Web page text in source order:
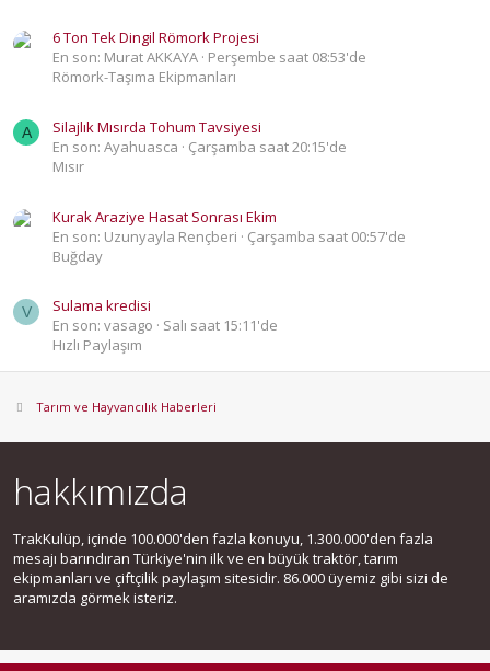
6 Ton Tek Dingil Römork Projesi
En son: Murat AKKAYA Perşembe saat 08:53'de
Römork-Taşıma Ekipmanları
A
Silajlık Mısırda Tohum Tavsiyesi
En son: Ayahuasca
Çarşamba saat 20:15'de
Mısır
Kurak Araziye Hasat Sonrası Ekim
En son: Uzunyayla Rençberi
Çarşamba saat 00:57'de
Buğday
V
Sulama kredisi
En son: vasago
Salı saat 15:11'de
Hızlı Paylaşım
Tarım ve Hayvancılık Haberleri
hakkımızda
TrakKulüp, içinde 100.000'den fazla konuyu, 1.300.000'den fazla
mesajı barındıran Türkiye'nin ilk ve en büyük traktör, tarım
ekipmanları ve çiftçilik paylaşım sitesidir. 86.000 üyemiz gibi sizi de
aramızda görmek isteriz.